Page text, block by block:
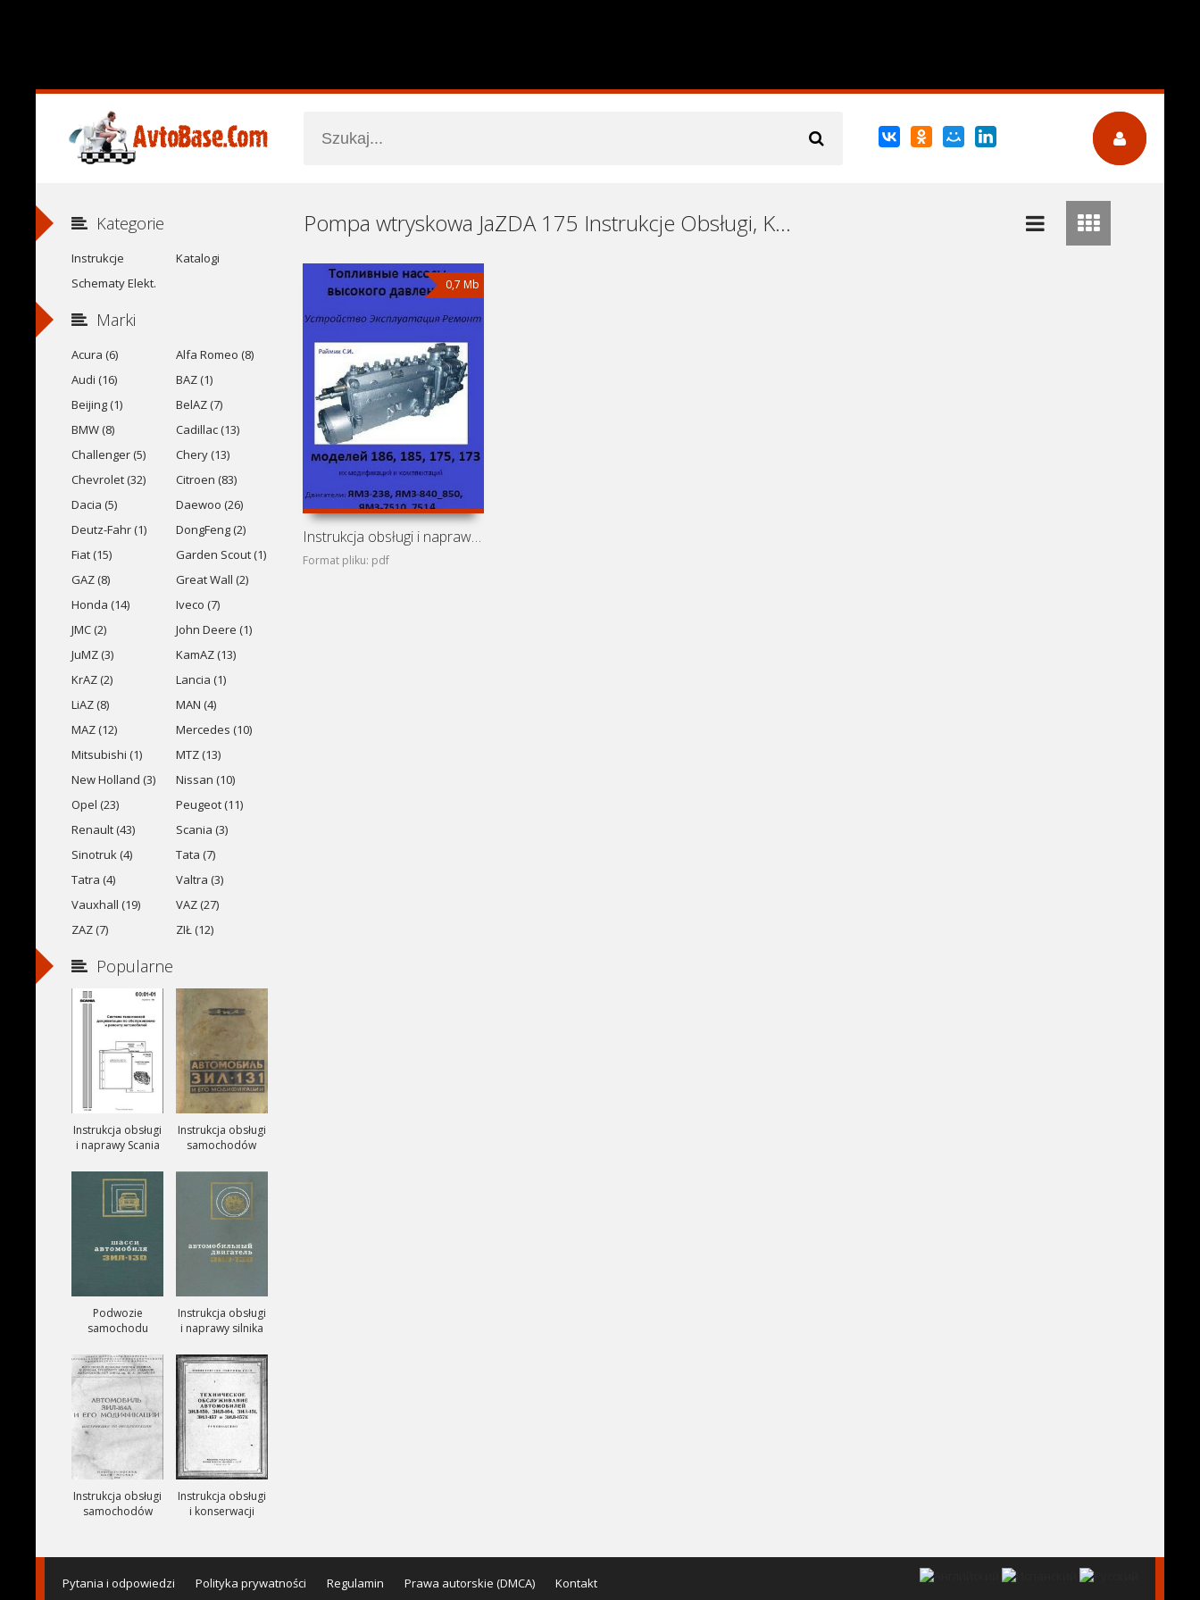
Pompa wtryskowa JaZDA 175 Instrukcje Obsługi, Książki Serwisowe i Naprawy Download - Pobierz za Darmo
0,7 Mb
Instrukcja obsługi i naprawy pomp wtryskowych JaMZ-238,
Format pliku: pdf
Kategorie
Instrukcje
Katalogi
Schematy Elekt.
Marki
Acura (6)
Alfa Romeo (8)
Audi (16)
BAZ (1)
Beijing (1)
BelAZ (7)
BMW (8)
Cadillac (13)
Challenger (5)
Chery (13)
Chevrolet (32)
Citroen (83)
Dacia (5)
Daewoo (26)
Deutz-Fahr (1)
DongFeng (2)
Fiat (15)
Garden Scout (1)
GAZ (8)
Great Wall (2)
Honda (14)
Iveco (7)
JMC (2)
John Deere (1)
JuMZ (3)
KamAZ (13)
KrAZ (2)
Lancia (1)
LiAZ (8)
MAN (4)
MAZ (12)
Mercedes (10)
Mitsubishi (1)
MTZ (13)
New Holland (3)
Nissan (10)
Opel (23)
Peugeot (11)
Renault (43)
Scania (3)
Sinotruk (4)
Tata (7)
Tatra (4)
Valtra (3)
Vauxhall (19)
VAZ (27)
ZAZ (7)
ZIŁ (12)
Popularne
Instrukcja obsługi
i naprawy Scania
Instrukcja obsługi
samochodów
ZIŁ-131, ZIŁ-131A
i ZIŁ-131V
Podwozie
samochodu
Instrukcja obsługi
i naprawy silnika
Instrukcja obsługi
samochodów
Instrukcja obsługi
i konserwacji
ZIŁ-157, ZIŁ-157K
Pytania i odpowiedzi Polityka prywatności Regulamin Prawa autorskie (DMCA) Kontakt